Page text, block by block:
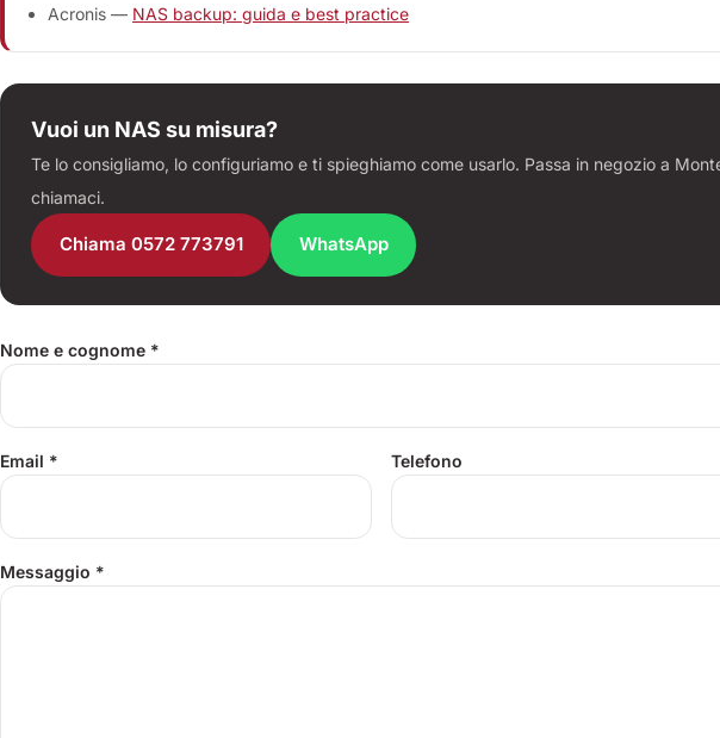
Acronis — NAS backup: guida e best practice
Vuoi un NAS su misura?
Te lo consigliamo, lo configuriamo e ti spieghiamo come usarlo. Passa in negozio a
chiamaci.
Chiama 0572 773791 WhatsApp
Nome e cognome *
Email * Telefono
Messaggio *